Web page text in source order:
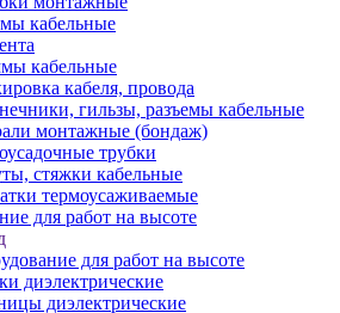
кабельные
кабельные
кабеля, провода
гильзы, разъемы кабельные
монтажные (бондаж)
трубки
стяжки кабельные
термоусаживаемые
для работ на высоте
для работ на высоте
диэлектрические
диэлектрические